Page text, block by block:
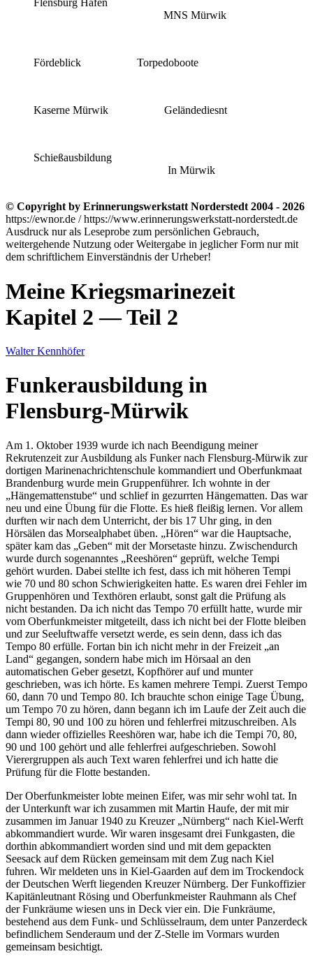
Flensburg Hafen
MNS Mürwik
Fördeblick Torpedoboote
Kaserne Mürwik Geländediesnt
Schießausbildung
In Mürwik
© Copyright by Erinnerungswerkstatt Norderstedt 2004 - 2026
https://ewnor.de / https://www.erinnerungswerkstatt-norderstedt.de
Ausdruck nur als Leseprobe zum persönlichen Gebrauch,
weitergehende Nutzung oder Weitergabe in jeglicher Form nur mit
dem schriftlichem Einverständnis der Urheber!
Meine Kriegsmarinezeit
Kapitel 2 — Teil 2
Walter Kennhöfer
Funkerausbildung in
Flensburg-Mürwik
Am 1. Oktober 1939 wurde ich nach Beendigung meiner
Rekrutenzeit zur Ausbildung als Funker nach Flensburg-Mürwik zur
dortigen Marinenachrichtenschule kommandiert und Oberfunkmaat
Brandenburg wurde mein Gruppenführer. Ich wohnte in der
Hängemattenstube
und schlief in gezurrten Hängematten. Das war
neu und eine Übung für die Flotte. Es hieß fleißig lernen. Vor allem
durften wir nach dem Unterricht, der bis 17 Uhr ging, in den
Hörsälen das Morsealphabet üben.
Hören
war die Hauptsache,
später kam das
Geben
mit der Morsetaste hinzu. Zwischendurch
wurde durch sogenanntes
Reeshören
geprüft, welche Tempi
gehört wurden. Dabei stellte ich fest, dass ich mit höheren Tempi
wie 70 und 80 schon Schwierigkeiten hatte. Es waren drei Fehler im
Gruppenhören und Texthören erlaubt, sonst galt die Prüfung als
nicht bestanden. Da ich nicht das Tempo 70 erfüllt hatte, wurde mir
vom Oberfunkmeister mitgeteilt, dass ich nicht bei der Flotte bleiben
und zur Seeluftwaffe versetzt werde, es sein denn, dass ich das
Tempo 80 erfülle. Fortan bin ich nicht mehr in der Freizeit
an
Land
gegangen, sondern habe mich im Hörsaal an den
automatischen Geber gesetzt, Kopfhörer auf und munter
geschrieben, was ich hörte. Es kamen mehrere Tempi. Zuerst Tempo
60, dann 70 und Tempo 80. Ich brauchte schon einige Tage Übung,
um Tempo 70 zu hören, dann begann ich im Laufe der Zeit auch die
Tempi 80, 90 und 100 zu hören und fehlerfrei mitzuschreiben. Als
dann wieder offizielles Reeshören war, habe ich die Tempi 70, 80,
90 und 100 gehört und alle fehlerfrei aufgeschrieben. Sowohl
Vierergruppen als auch Text waren fehlerfrei und ich hatte die
Prüfung für die Flotte bestanden.
Der Oberfunkmeister lobte meinen Eifer, was mir sehr wohl tat. In
der Unterkunft war ich zusammen mit Martin Haufe, der mit mir
zusammen im Januar 1940 zu Kreuzer Nürnberg
nach Kiel-Werft
abkommandiert wurde. Wir waren insgesamt drei Funkgasten, die
dorthin abkommandiert worden sind und mit dem gepackten
Seesack auf dem Rücken gemeinsam mit dem Zug nach Kiel
fuhren. Wir meldeten uns in Kiel-Gaarden auf dem im Trockendock
der Deutschen Werft liegenden Kreuzer Nürnberg. Der Funkoffizier
Kapitänleutnant Rösing und Oberfunkmeister Rauhmann als Chef
der Funkräume wiesen uns in Deck vier ein. Die Funkräume,
bestehend aus dem Funk- und Schlüsselraum, dem unter Panzerdeck
befindlichem Senderaum und der Z-Stelle im Vormars wurden
gemeinsam besichtigt.